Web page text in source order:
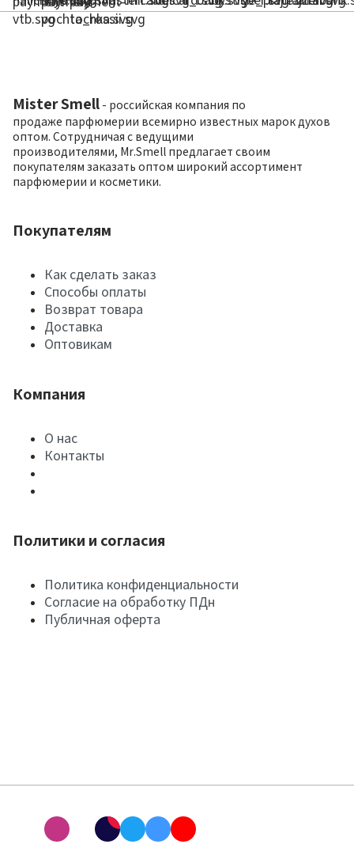
Mister Smell - российская компания по
продаже парфюмерии всемирно известных марок духов
оптом. Сотрудничая с ведущими
производителями, Mr.Smell предлагает своим
покупателям заказать оптом широкий ассортимент
парфюмерии и косметики.
Покупателям
Как сделать заказ
Способы оплаты
Возврат товара
Доставка
Оптовикам
Компания
О нас
Контакты
Политики и согласия
Политика конфиденциальности
Согласие на обработку ПДн
Публичная оферта